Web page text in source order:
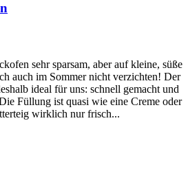
sehr sparsam, aber auf kleine, süße
auch im Sommer nicht verzichten! Der
ideal für uns: schnell gemacht und
Füllung ist quasi wie eine Creme oder
wirklich nur frisch...